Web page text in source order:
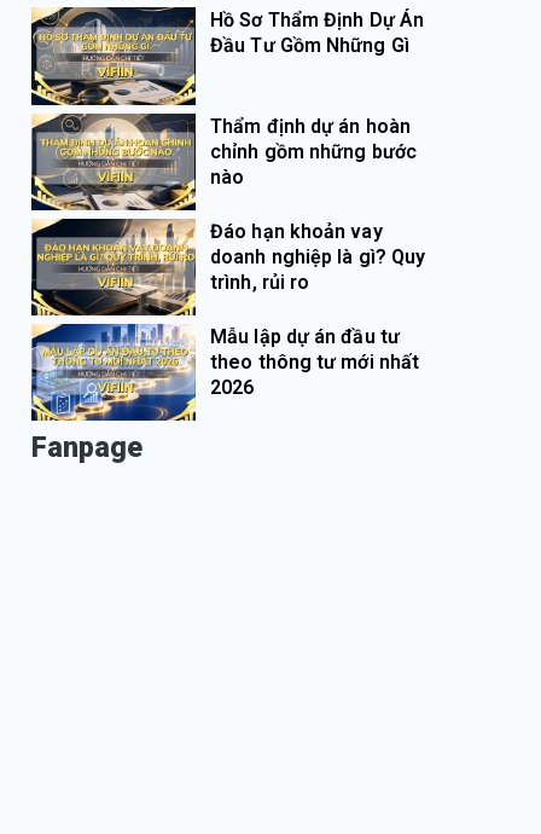
Hồ Sơ Thẩm Định Dự Án
Đầu Tư Gồm Những Gì
Thẩm định dự án hoàn
chỉnh gồm những bước
nào
Đáo hạn khoản vay
doanh nghiệp là gì? Quy
trình, rủi ro
Mẫu lập dự án đầu tư
theo thông tư mới nhất
2026
Fanpage